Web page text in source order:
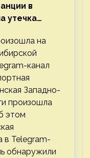
в
утечка
на
канал
Западно-
произошла
этом
в Telegram-
обнаружили